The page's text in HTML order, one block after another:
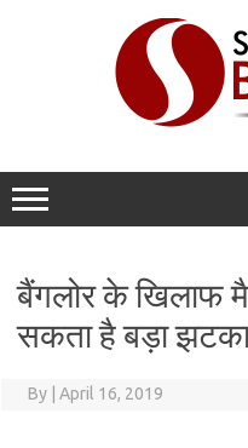
बैंगलोर के खिलाफ
सकता है बड़ा
By April 16, 2019